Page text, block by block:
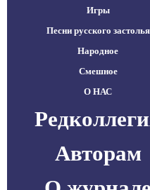
Игры
Песни русского застолья
Народное
Смешное
О НАС
Авторам